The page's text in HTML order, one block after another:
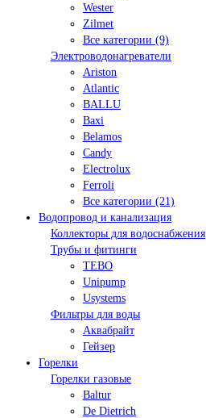
Wester
Zilmet
Все категории (9)
Электроводонагреватели
Ariston
Atlantic
BALLU
Baxi
Belamos
Candy
Electrolux
Ferroli
Все категории (21)
Водопровод и канализация
Коллекторы для водоснабжения
Трубы и фитинги
TEBO
Unipump
Usystems
Фильтры для воды
Аквабрайт
Гейзер
Горелки
Горелки газовые
Baltur
De Dietrich